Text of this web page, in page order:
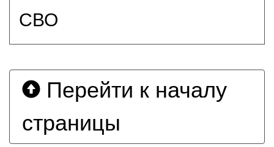
СВО
Перейти к началу
страницы